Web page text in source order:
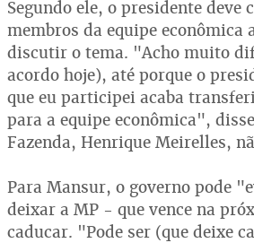
Segundo ele, o presidente deve
membros da equipe econômica
discutir o tema. "Acho muito
acordo hoje), até porque o
que eu participei acaba
para a equipe econômica",
Fazenda, Henrique Meirelles,
Para Mansur, o governo pode
deixar a MP - que vence na
caducar. "Pode ser (que deixe